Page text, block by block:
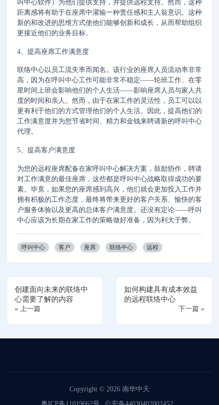
叫中心软件）为他们提供支持，并提供远程支持。然而，这种
距离感将有助于在座席中灌输一种责任感和主人翁意识。这种
新的和改进的思维方式使他们能够创新和成长，从而帮助组织
更接近他们的业务目标。
4、提高座席工作满意度
联络中心以员工流失率而闻名。该行业的座席人员流动率非常
高，因为在呼叫中心工作可能非常不稳定——轮班工作、在零
星时间上班会影响他们的个人生活——影响座席人员与家人共
度的时间和亲人。然而，由于在家工作的灵活性，员工可以以
更有利于他们的方式管理他们的个人生活。因此，提高他们的
工作满意度并为您节省时间、精力和金钱来聘请新的呼叫中心
代理。
5、提高客户满意度
为您的远程座席配备在家呼叫中心解决方案，鼓励协作，聘请
对工作满意的最佳座席，这些都是呼叫中心战略取得成功的要
素。毕竟，如果您的座席感到高兴，他们就会更加投入工作并
拥有积极的工作态度，最终将带来更好的客户关系、愉快的客
户服务体验以及更高的总体客户满意度。还没有定论——呼叫
中心应该为长期在家工作的策略做好准备，因为利大于弊。
呼叫中心 客户 座席 联络中心 远程
创建面向未来的联络中
心需要了解的内容
« 上一篇
如何构建具有成本效益
的远程联络中心
下一篇 »
Copyright © 2026 南华中天